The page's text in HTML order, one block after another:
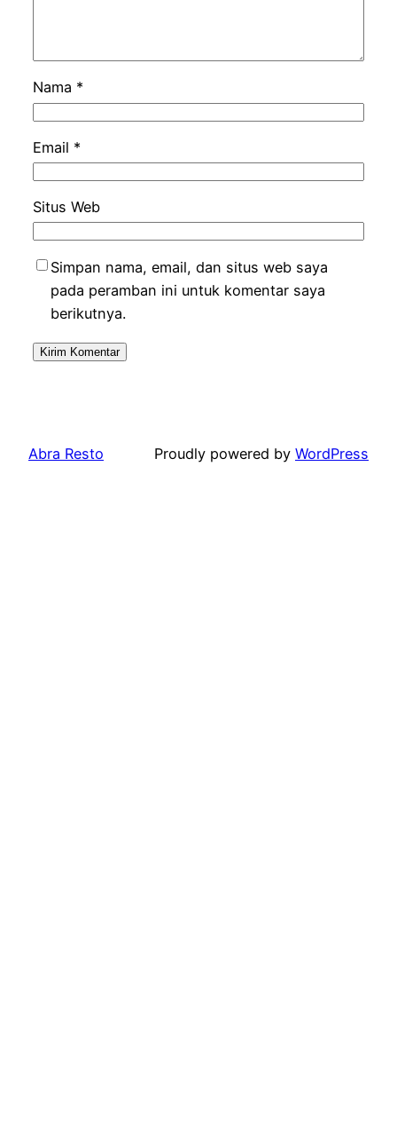
Nama *
Email *
Situs Web
Simpan nama, email, dan situs web saya
pada peramban ini untuk komentar saya
berikutnya.
Abra Resto Proudly powered by WordPress